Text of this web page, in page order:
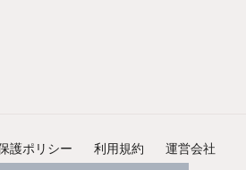
護ポリシー 利用規約 運営会社